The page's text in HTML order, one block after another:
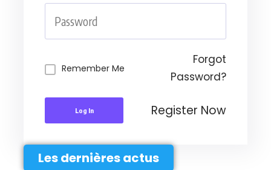
Remember Me
Forgot
Password?
Log In Register Now
Les dernières actus